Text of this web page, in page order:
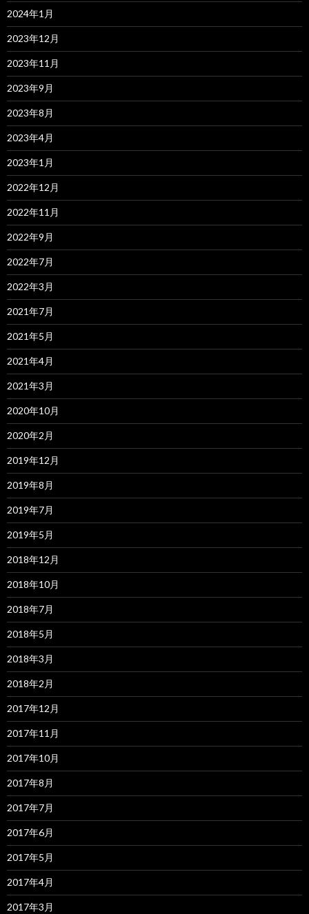
2024年1月
2023年12月
2023年11月
2023年9月
2023年8月
2023年4月
2023年1月
2022年12月
2022年11月
2022年9月
2022年7月
2022年3月
2021年7月
2021年5月
2021年4月
2021年3月
2020年10月
2020年2月
2019年12月
2019年8月
2019年7月
2019年5月
2018年12月
2018年10月
2018年7月
2018年5月
2018年3月
2018年2月
2017年12月
2017年11月
2017年10月
2017年8月
2017年7月
2017年6月
2017年5月
2017年4月
2017年3月